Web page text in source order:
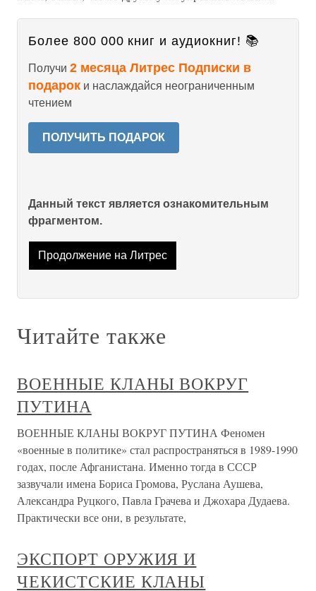
Более 800 000 книг и аудиокниг! 📚
Получи 2 месяца Литрес Подписки в
подарок и наслаждайся неограниченным
чтением
ПОЛУЧИТЬ ПОДАРОК
Данный текст является ознакомительным
фрагментом.
Продолжение на Литрес
Читайте также
ВОЕННЫЕ КЛАНЫ ВОКРУГ
ПУТИНА
ВОЕННЫЕ КЛАНЫ ВОКРУГ ПУТИНА Феномен
«военные в политике» стал распространяться в 1989-1990
годах, после Афганистана. Именно тогда в СССР
зазвучали имена Бориса Громова, Руслана Аушева,
Александра Руцкого, Павла Грачева и Джохара Дудаева.
Практически все они, в результате,
ЭКСПОРТ ОРУЖИЯ И
ЧЕКИСТСКИЕ КЛАНЫ